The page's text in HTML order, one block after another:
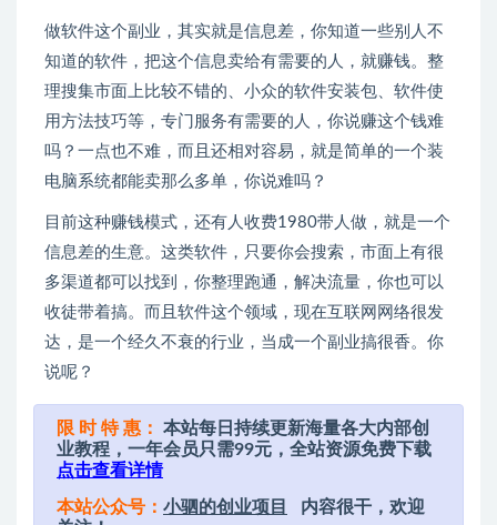
做软件这个副业，其实就是信息差，你知道一些别人不
知道的软件，把这个信息卖给有需要的人，就赚钱。整
理搜集市面上比较不错的、小众的软件安装包、软件使
用方法技巧等，专门服务有需要的人，你说赚这个钱难
吗？一点也不难，而且还相对容易，就是简单的一个装
电脑系统都能卖那么多单，你说难吗？
目前这种赚钱模式，还有人收费1980带人做，就是一个
信息差的生意。这类软件，只要你会搜索，市面上有很
多渠道都可以找到，你整理跑通，解决流量，你也可以
收徒带着搞。而且软件这个领域，现在互联网网络很发
达，是一个经久不衰的行业，当成一个副业搞很香。你
说呢？
限 时 特 惠：
本站每日持续更新海量各大内部创
业教程，一年会员只需99元，全站资源免费下载
点击查看详情
本站公众号： 小驷的创业项目
内容很干，欢迎